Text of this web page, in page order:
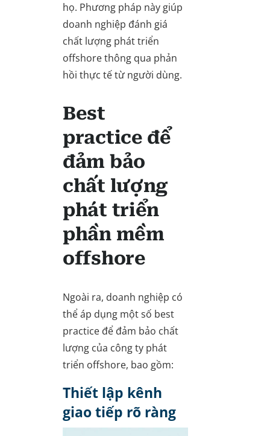
họ. Phương pháp này giúp
doanh nghiệp đánh giá
chất lượng phát triển
offshore thông qua phản
hồi thực tế từ người dùng.
Best
practice để
đảm bảo
chất lượng
phát triển
phần mềm
offshore
Ngoài ra, doanh nghiệp có
thể áp dụng một số best
practice để đảm bảo chất
lượng của công ty phát
triển offshore, bao gồm:
Thiết lập kênh
giao tiếp rõ ràng